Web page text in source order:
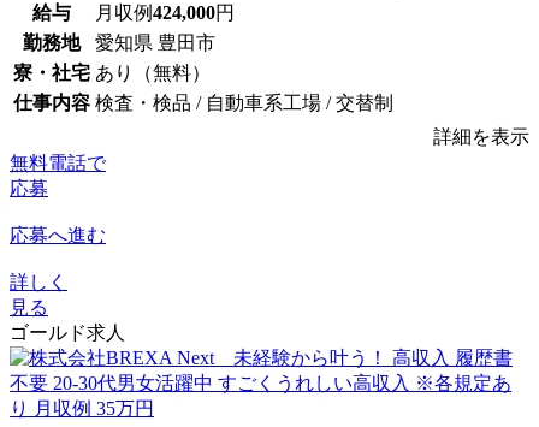
給与 月収例424,000円
勤務地
愛知県 豊田市
寮・社宅 あり（無料）
仕事内容 検査・検品 / 自動車系工場 / 交替制
詳細を表示
無料電話で
応募
応募へ進む
詳しく
見る
ゴールド求人